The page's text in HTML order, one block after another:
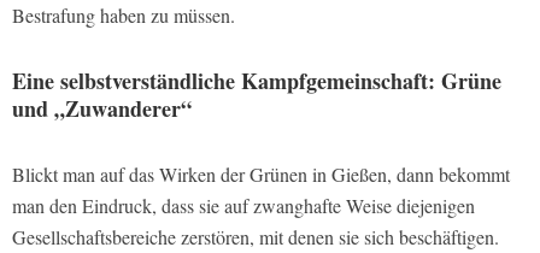
Bestrafung haben zu müssen.
Eine selbstverständliche Kampfgemeinschaft: Grüne
und „Zuwanderer“
Blickt man auf das Wirken der Grünen in Gießen, dann bekommt
man den Eindruck, dass sie auf zwanghafte Weise diejenigen
Gesellschaftsbereiche zerstören, mit denen sie sich beschäftigen.